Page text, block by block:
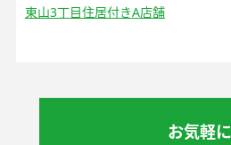
東山3丁目住居付きA店舗
お気軽に